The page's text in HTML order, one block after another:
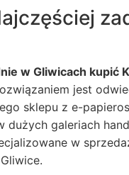
w Gliwicach kupić
jest
sklepu z e-
dużych galeriach
w